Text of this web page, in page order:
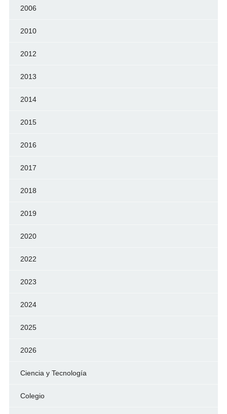
2006
2010
2012
2013
2014
2015
2016
2017
2018
2019
2020
2022
2023
2024
2025
2026
Ciencia y Tecnología
Colegio